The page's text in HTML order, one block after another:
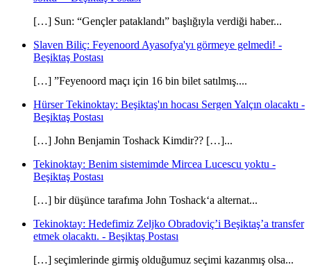
[…] Sun: “Gençler pataklandı” başlığıyla verdiği haber...
Slaven Biliç: Feyenoord Ayasofya'yı görmeye gelmedi! -
Beşiktaş Postası
[…] ”Feyenoord maçı için 16 bin bilet satılmış....
Hürser Tekinoktay: Beşiktaş'ın hocası Sergen Yalçın olacaktı -
Beşiktaş Postası
[…] John Benjamin Toshack Kimdir?? […]...
Tekinoktay: Benim sistemimde Mircea Lucescu yoktu -
Beşiktaş Postası
[…] bir düşünce tarafıma John Toshack‘a alternat...
Tekinoktay: Hedefimiz Zeljko Obradoviç’i Beşiktaş’a transfer
etmek olacaktı. - Beşiktaş Postası
[…] seçimlerinde girmiş olduğumuz seçimi kazanmış olsa...